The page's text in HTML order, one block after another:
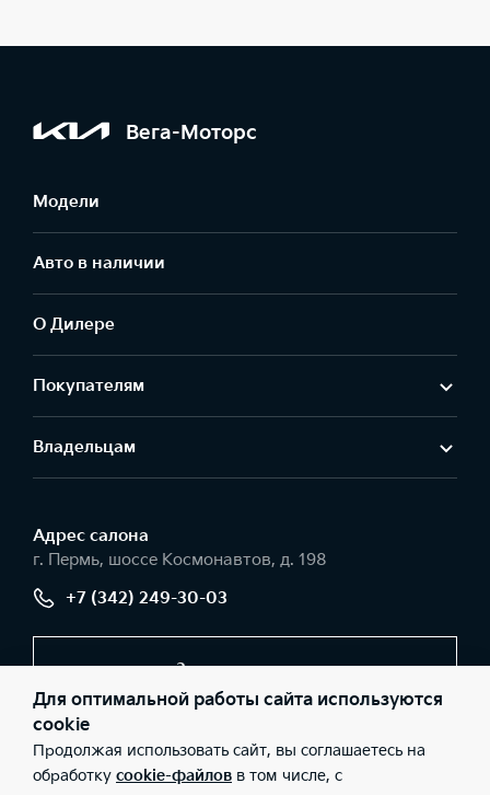
Вега-Моторс
Модели
Авто в наличии
О Дилере
Покупателям
Владельцам
Адрес салонa
г. Пермь, шоссе Космонавтов, д. 198
+7 (342) 249-30-03
Заказать звонок
© 2026 Юридические лица ООО «Вега-моторс» (Фактический
адрес: г. Пермь, шоссе Космонавтов, д. 198; Телефон: +7 (342)
249-30-03; ИНН: 5902879460; ОГРН: 1115902006505), ООО «Киа
Для оптимальной работы сайта используются
cookie
Продолжая использовать сайт, вы соглашаетесь на
обработку cookie-файлов в том числе, с